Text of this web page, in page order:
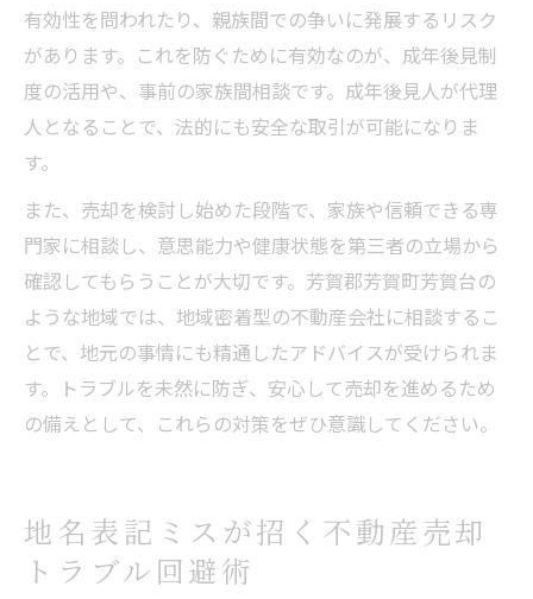
有効性を問われたり、親族間での争いに発展するリスク
があります。これを防ぐために有効なのが、成年後見制
度の活用や、事前の家族間相談です。成年後見人が代理
人となることで、法的にも安全な取引が可能になりま
す。
また、売却を検討し始めた段階で、家族や信頼できる専
門家に相談し、意思能力や健康状態を第三者の立場から
確認してもらうことが大切です。芳賀郡芳賀町芳賀台の
ような地域では、地域密着型の不動産会社に相談するこ
とで、地元の事情にも精通したアドバイスが受けられま
す。トラブルを未然に防ぎ、安心して売却を進めるため
の備えとして、これらの対策をぜひ意識してください。
地名表記ミスが招く不動産売却
トラブル回避術